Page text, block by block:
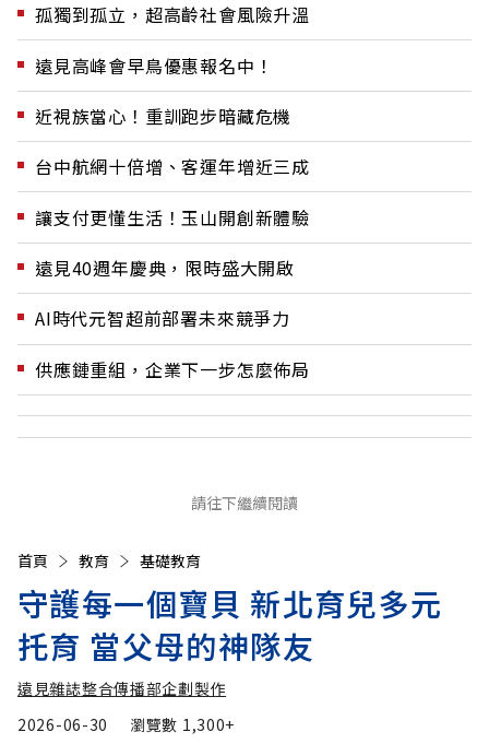
孤獨到孤立，超高齡社會風險升溫
遠見高峰會早鳥優惠報名中！
近視族當心！重訓跑步暗藏危機
台中航網十倍增、客運年增近三成
讓支付更懂生活！玉山開創新體驗
遠見40週年慶典，限時盛大開啟
AI時代元智超前部署未來競爭力
供應鏈重組，企業下一步怎麼佈局
請往下繼續閱讀
首頁 教育 基礎教育
守護每一個寶貝 新北育兒多元
托育 當父母的神隊友
遠見雜誌整合傳播部企劃製作
2026-06-30
瀏覽數 1,300+